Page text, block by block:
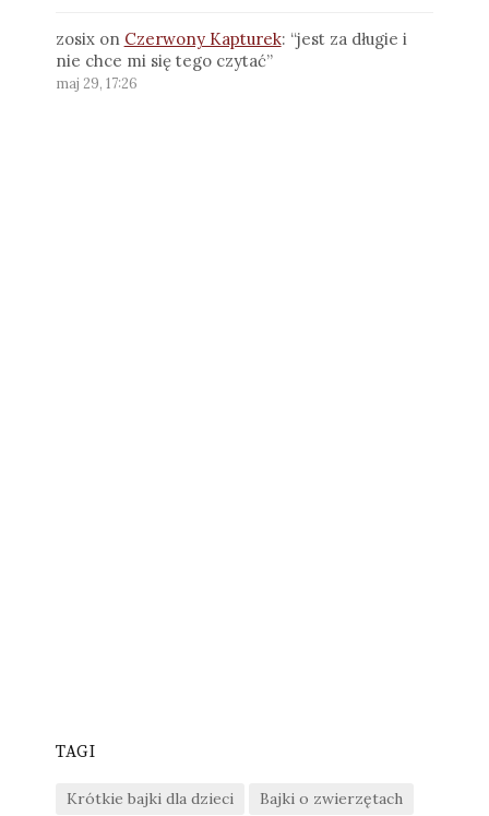
zosixon Czerwony Kapturek: “jest za długie i
nie chce mi się tego czytać”
maj 29, 17:26
TAGI
Krótkie bajki dla dzieci
Bajki o zwierzętach